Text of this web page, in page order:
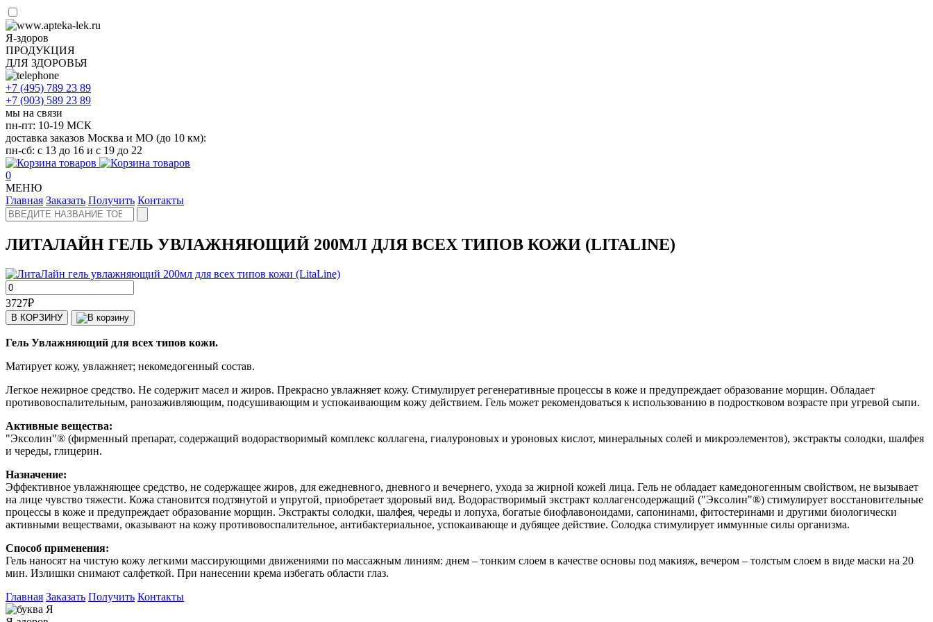
Я-здоров
ПРОДУКЦИЯ
ДЛЯ ЗДОРОВЬЯ
+7 (495) 789 23 89
+7 (903) 589 23 89
мы на связи
пн-пт: 10-19 МСК
доставка заказов Москва и МО (до 10 км):
пн-сб: с 13 до 16 и с 19 до 22
0
МЕНЮ
Главная Заказать Получить Контакты
ЛИТАЛАЙН ГЕЛЬ УВЛАЖНЯЮЩИЙ 200МЛ ДЛЯ ВСЕХ ТИПОВ КОЖИ (LITALINE)
3727₽
В КОРЗИНУ
Гель Увлажняющий для всех типов кожи.
Матирует кожу, увлажняет; некомедогенный состав.
Легкое нежирное средство. Не содержит масел и жиров. Прекрасно увлажняет кожу. Стимулирует регенеративные процессы в коже и предупреждает образование морщин. Обладает
противовоспалительным, ранозаживляющим, подсушивающим и успокаивающим кожу действием. Гель может рекомендоваться к использованию в подростковом возрасте при угревой сыпи.
Активные вещества:
"Эксолин"® (фирменный препарат, содержащий водорастворимый комплекс коллагена, гиалуроновых и уроновых кислот, минеральных солей и микроэлементов), экстракты солодки, шалфея
и череды, глицерин.
Назначение:
Эффективное увлажняющее средство, не содержащее жиров, для ежедневного, дневного и вечернего, ухода за жирной кожей лица. Гель не обладает камедоногенным свойством, не вызывает
на лице чувство тяжести. Кожа становится подтянутой и упругой, приобретает здоровый вид. Водорастворимый экстракт коллагенсодержащий ("Эксолин"®) стимулирует восстановительные
процессы в коже и предупреждает образование морщин. Экстракты солодки, шалфея, череды и лопуха, богатые биофлавоноидами, сапонинами, фитостеринами и другими биологически
активными веществами, оказывают на кожу противовоспалительное, антибактериальное, успокаивающе и дубящее действие. Солодка стимулирует иммунные силы организма.
Способ применения:
Гель наносят на чистую кожу легкими массирующими движениями по массажным линиям: днем – тонким слоем в качестве основы под макияж, вечером – толстым слоем в виде маски на 20
мин. Излишки снимают салфеткой. При нанесении крема избегать области глаз.
Главная Заказать Получить Контакты